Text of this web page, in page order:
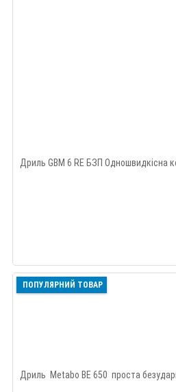
Дриль GBM 6 RE БЗП Одношвидкісна
ПОПУЛЯРНИЙ ТОВАР
Дриль Metabo BE 650 проста